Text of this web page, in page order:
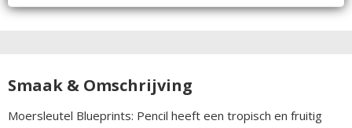
Smaak & Omschrijving
Moersleutel Blueprints: Pencil heeft een tropisch en fruitig